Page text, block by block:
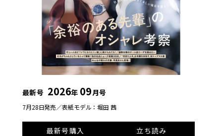
最新号 2026年 09月号
7月28日発売／表紙モデル：堀田 茜
最新号購入
立ち読み